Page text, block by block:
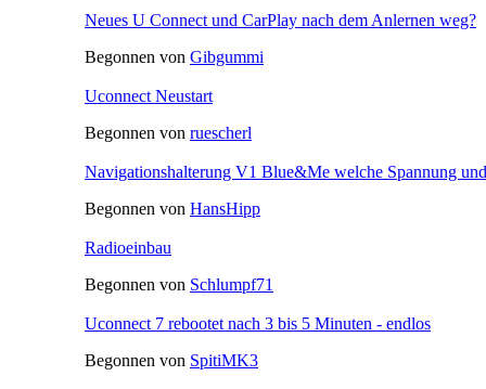
Neues U Connect und CarPlay nach dem Anlernen weg?
Begonnen von Gibgummi
Uconnect Neustart
Begonnen von ruescherl
Navigationshalterung V1 Blue&Me welche Spannung
Begonnen von HansHipp
Radioeinbau
Begonnen von Schlumpf71
Uconnect 7 rebootet nach 3 bis 5 Minuten - endlos
Begonnen von SpitiMK3